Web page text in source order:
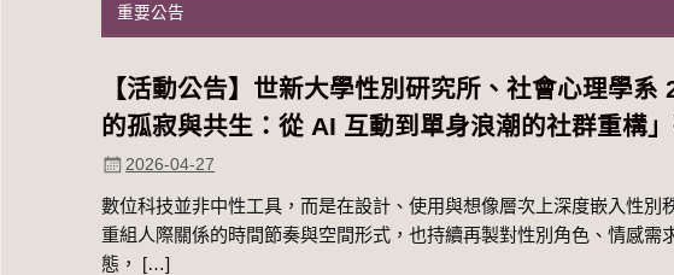
重要公告
【活動公告】世新大學性別研究所、社會心理學
的孤寂與共生：從 AI 互動到單身浪潮的社群重構
2026-04-27
數位科技並非中性工具，而是在設計、使用與想像層次上深度嵌入性
重組人際關係的時間節奏與空間形式，也持續再製對性別角色、情感
態， […]